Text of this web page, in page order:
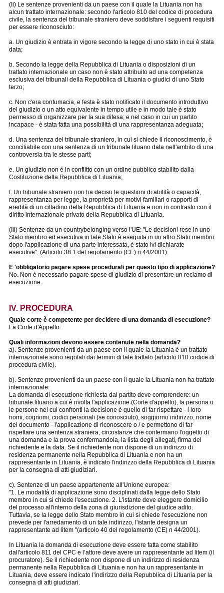
(Ii) Le sentenze provenienti da un paese con il quale la Lituania non ha
alcun trattato internazionale: secondo l'articolo 810 del codice di procedura
civile, la sentenza del tribunale straniero deve soddisfare i seguenti requisiti
per essere riconosciuto:
a. Un giudizio è entrata in vigore secondo la legge di uno stato in cui è stata
data;
b. Secondo la legge della Repubblica di Lituania o disposizioni di un
trattato internazionale un caso non è stato attribuito ad una competenza
esclusiva dei tribunali della Repubblica di Lituania o giudici di uno Stato
terzo;
c. Non c'era contumacia, e festa è stato notificato il documento introduttivo
del giudizio o un atto equivalente in tempo utile e in modo tale è stato
permesso di organizzare per la sua difesa; e nel caso in cui un partito
incapace - è stata fatta una possibilità di una rappresentanza adeguata;
d. Una sentenza del tribunale straniero, in cui si chiede il riconoscimento, è
conciliabile con una sentenza di un tribunale lituano data nell'ambito di una
controversia tra le stesse parti;
e. Un giudizio non è in conflitto con un ordine pubblico stabilito dalla
Costituzione della Repubblica di Lituania;
f. Un tribunale straniero non ha deciso le questioni di abilità o capacità,
rappresentanza per legge, la proprietà per motivi familiari o rapporti di
eredità di un cittadino della Repubblica di Lituania e non in contrasto con il
diritto internazionale privato della Repubblica di Lituania.
(Iii) Sentenze da un countrybelonging verso l'UE: "Le decisioni rese in uno
Stato membro ed esecutiva in tale Stato è eseguita in un altro Stato membro
dopo l'applicazione di una parte interessata, è stato ivi dichiarate
esecutive". (Articolo 38.1 del regolamento (CE) n 44/2001).
E 'obbligatorio pagare spese procedurali per questo tipo di applicazione?
No. Non è necessario pagare spese di giudizio di presentare un reclamo di
esecuzione.
IV. PROCEDURA
Quale corte è competente per decidere di una domanda di esecuzione?
La Corte d'Appello.
Quali informazioni devono essere contenute nella domanda?
a). Sentenze provenienti da un paese con il quale la Lituania è un trattato
internazionale sono regolati dai termini di tale trattato (articolo 810 codice di
procedura civile).
b). Sentenze provenienti da un paese con il quale la Lituania non ha trattato
internazionale:
La domanda di esecuzione richiesta dal partito deve comprendere: un
tribunale lituano a cui è rivolta l'applicazione (Corte d'appello), la persona o
le persone nei cui confronti la decisione è quello di far rispettare - i loro
nomi, cognomi, codici personali (se conosciuto), soggiorno indirizzo, nome
del documento - l'applicazione di riconoscere o / e permettono di far
rispettare una sentenza straniera, circostanze che confermano l'oggetto di
una domanda e la prova confermandola, la lista degli allegati, firma del
richiedente e la data. Se il richiedente non dispone di un indirizzo di
residenza permanente nella Repubblica di Lituania e non ha un
rappresentante in Lituania, è indicato l'indirizzo della Repubblica di Lituania
per la consegna di atti giudiziari.
c). Sentenze di un paese appartenente all'Unione europea:
"1. Le modalità di applicazione sono disciplinati dalla legge dello Stato
membro in cui si chiede l'esecuzione. 2. L'istante deve eleggere domicilio
del processo all'interno della zona di giurisdizione del giudice adito.
Tuttavia, se la legge dello Stato membro in cui si chiede l'esecuzione non
prevede per l'arredamento di un tale indirizzo, l'istante designa un
rappresentante ad litem "(articolo 40 del regolamento (CE) n 44/2001).
In Lituania la domanda di esecuzione deve essere fatta come stabilito
dall'articolo 811 del CPC e l’attore deve avere un rappresentante ad litem (il
procuratore). Se il richiedente non dispone di un indirizzo di residenza
permanente nella Repubblica di Lituania e non ha un rappresentante in
Lituania, deve essere indicato l'indirizzo della Repubblica di Lituania per la
consegna di atti giudiziari.